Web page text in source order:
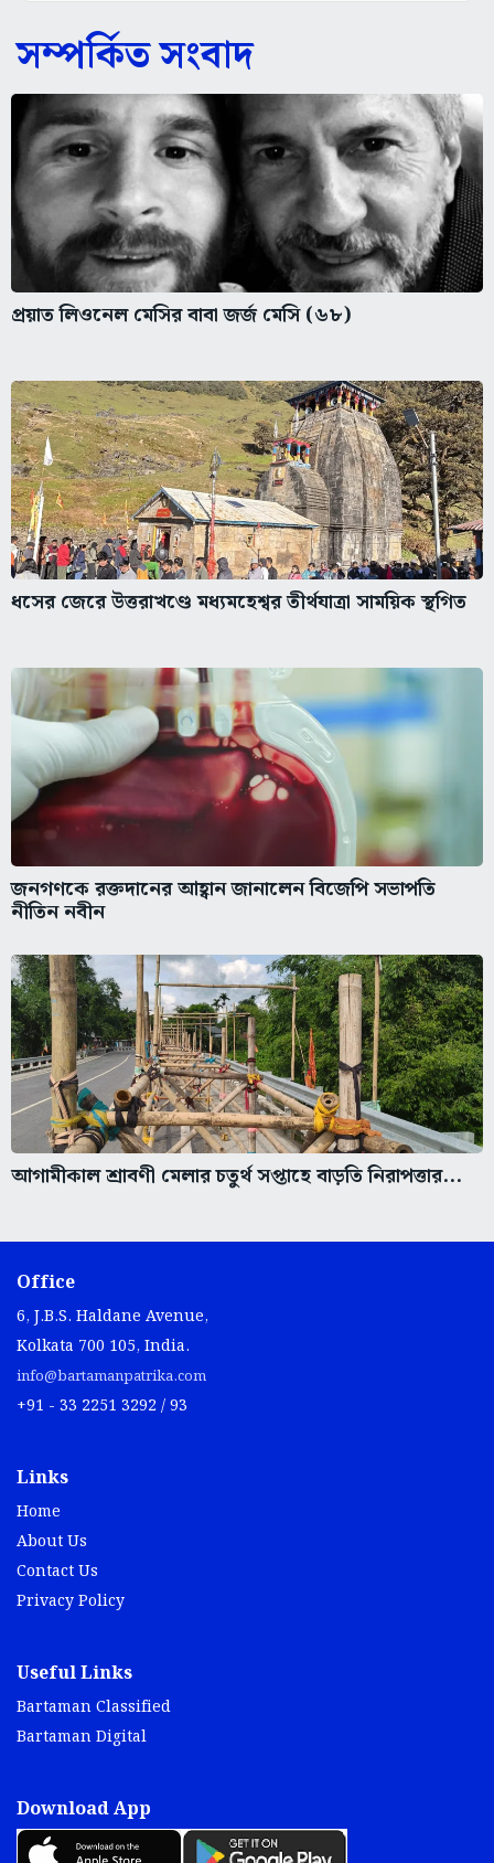
সম্পর্কিত সংবাদ
প্রয়াত লিওনেল মেসির বাবা জর্জ মেসি (৬৮)
ধসের জেরে উত্তরাখণ্ডে মধ্যমহেশ্বর তীর্থযাত্রা সাময়িক স্থগিত
জনগণকে রক্তদানের আহ্বান জানালেন বিজেপি সভাপতি
নীতিন নবীন
আগামীকাল শ্রাবণী মেলার চতুর্থ সপ্তাহে বাড়তি নিরাপত্তার...
Office
6, J.B.S. Haldane Avenue,
Kolkata 700 105, India.
info@bartamanpatrika.com
+91 - 33 2251 3292 / 93
Links
Home
About Us
Contact Us
Privacy Policy
Useful Links
Bartaman Classified
Bartaman Digital
Download App